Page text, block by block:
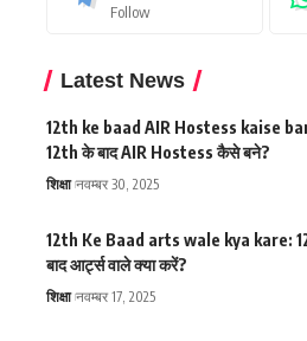
Follow
Latest News
12th ke baad AIR Hostess kaise
12th के बाद AIR Hostess कैसे बने?
शिक्षा नवम्बर 30, 2025
12th Ke Baad arts wale kya kare:
बाद आर्ट्स वाले क्या करें?
शिक्षा नवम्बर 17, 2025